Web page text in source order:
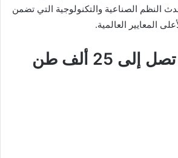
النظم الصناعية والتكنولوجية التي تضمن
المعايير العالمية.
طاقة إنتاجية تصل إلى 25 ألف طن